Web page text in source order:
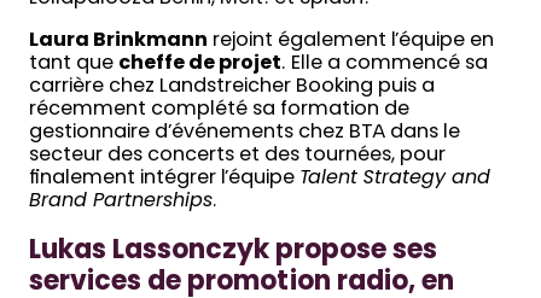
Laura Brinkmann rejoint également l’équipe en
tant que cheffe de projet. Elle a commencé sa
carrière chez Landstreicher Booking puis a
récemment complété sa formation de
gestionnaire d’événements chez BTA dans le
secteur des concerts et des tournées, pour
finalement intégrer l’équipe Talent Strategy and
Brand Partnerships.
Lukas Lassonczyk propose ses
services de promotion radio, en